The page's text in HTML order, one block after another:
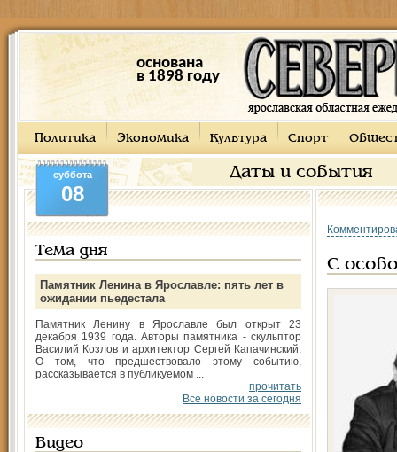
основана
в 1898 году
Политика Экономика Культура Спорт
Даты и события
суббота
08
Тема дня
Памятник Ленина в Ярославле: пять лет в
ожидании пьедестала
Памятник Ленину в Ярославле был открыт 23
декабря 1939 года. Авторы памятника - скульптор
Василий Козлов и архитектор Сергей Капачинский.
О том, что предшествовало этому событию,
рассказывается в публикуемом ...
прочитать
Все новости за сегодня
Видео
С